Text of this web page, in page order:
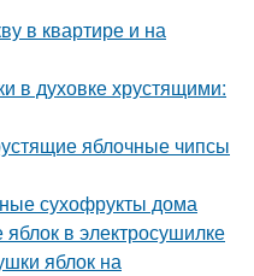
в квартире и на
в духовке хрустящими:
яблочные чипсы
сухофрукты дома
в электросушилке
яблок на